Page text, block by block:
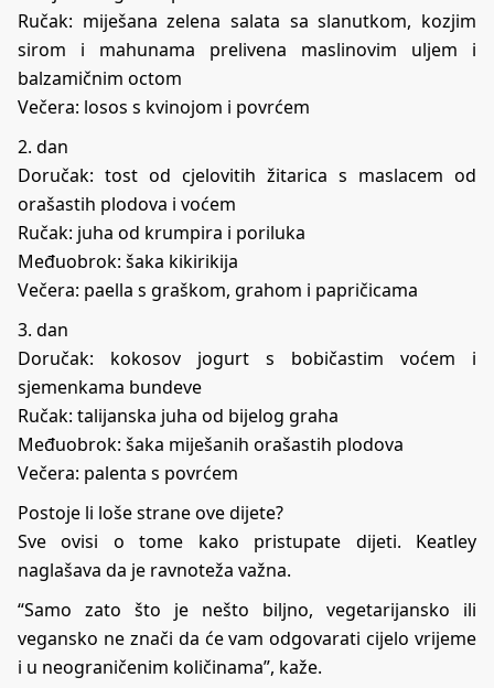
Ručak: miješana zelena salata sa slanutkom, kozjim
sirom i mahunama prelivena maslinovim uljem i
balzamičnim octom
Večera: losos s kvinojom i povrćem
2. dan
Doručak: tost od cjelovitih žitarica s maslacem od
orašastih plodova i voćem
Ručak: juha od krumpira i poriluka
Međuobrok: šaka kikirikija
Večera: paella s graškom, grahom i papričicama
3. dan
Doručak: kokosov jogurt s bobičastim voćem i
sjemenkama bundeve
Ručak: talijanska juha od bijelog graha
Međuobrok: šaka miješanih orašastih plodova
Večera: palenta s povrćem
Postoje li loše strane ove dijete?
Sve ovisi o tome kako pristupate dijeti. Keatley
naglašava da je ravnoteža važna.
“Samo zato što je nešto biljno, vegetarijansko ili
vegansko ne znači da će vam odgovarati cijelo vrijeme
i u neograničenim količinama”, kaže.